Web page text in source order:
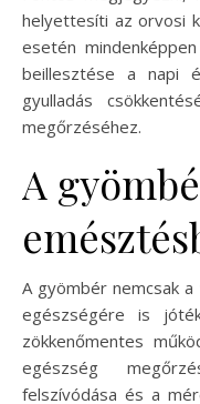
helyettesíti az orvosi
esetén
beillesztése a napi
gyulladás
megőrzéséhez.
A
A gyömbér nemcsak
egészségére is
zökkenőmentes
egészség
felszívódása és a